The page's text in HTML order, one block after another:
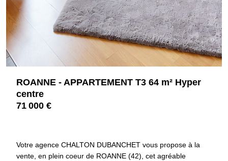
ROANNE - APPARTEMENT T3 64 m² Hyper
centre
71 000 €
Votre agence CHALTON DUBANCHET vous propose à la
vente, en plein coeur de ROANNE (42), cet agréable